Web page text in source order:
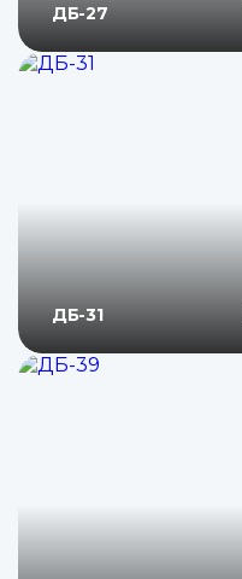
ДБ-27
ДБ-31